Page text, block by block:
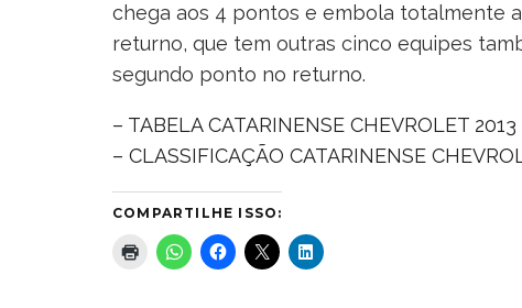
chega aos 4 pontos e embola totalmente
returno, que tem outras cinco equipes
segundo ponto no returno.
– TABELA CATARINENSE CHEVROLET 2013
– CLASSIFICAÇÃO CATARINENSE
COMPARTILHE ISSO: